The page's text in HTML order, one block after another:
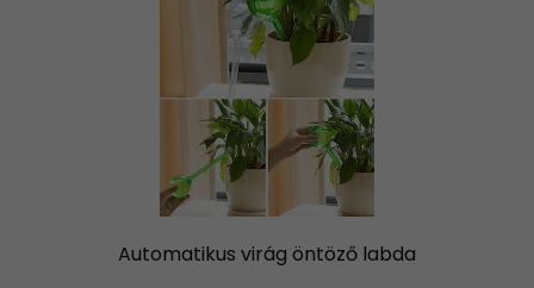
Automatikus virág öntöző labda